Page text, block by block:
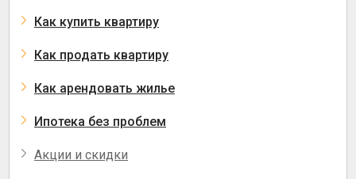
Как купить квартиру
Как продать квартиру
Как арендовать жилье
Ипотека без проблем
Акции и скидки